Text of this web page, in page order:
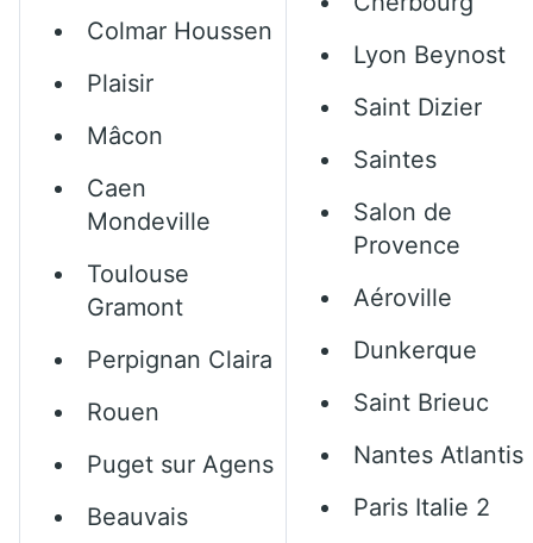
Colmar Houssen
Plaisir
Mâcon
Caen
Mondeville
Toulouse
Gramont
Perpignan Claira
Rouen
Puget sur Agens
Beauvais
Lyon Beynost
Saint Dizier
Saintes
Salon de
Provence
Aéroville
Dunkerque
Saint Brieuc
Nantes Atlantis
Paris Italie 2